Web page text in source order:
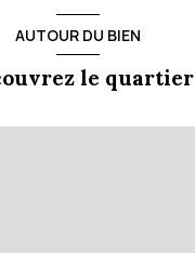
AUTOUR DU BIEN
le quartier